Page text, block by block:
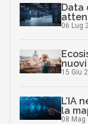
Data
06 Lug
15 Giu
L’IA
la
08 Mag